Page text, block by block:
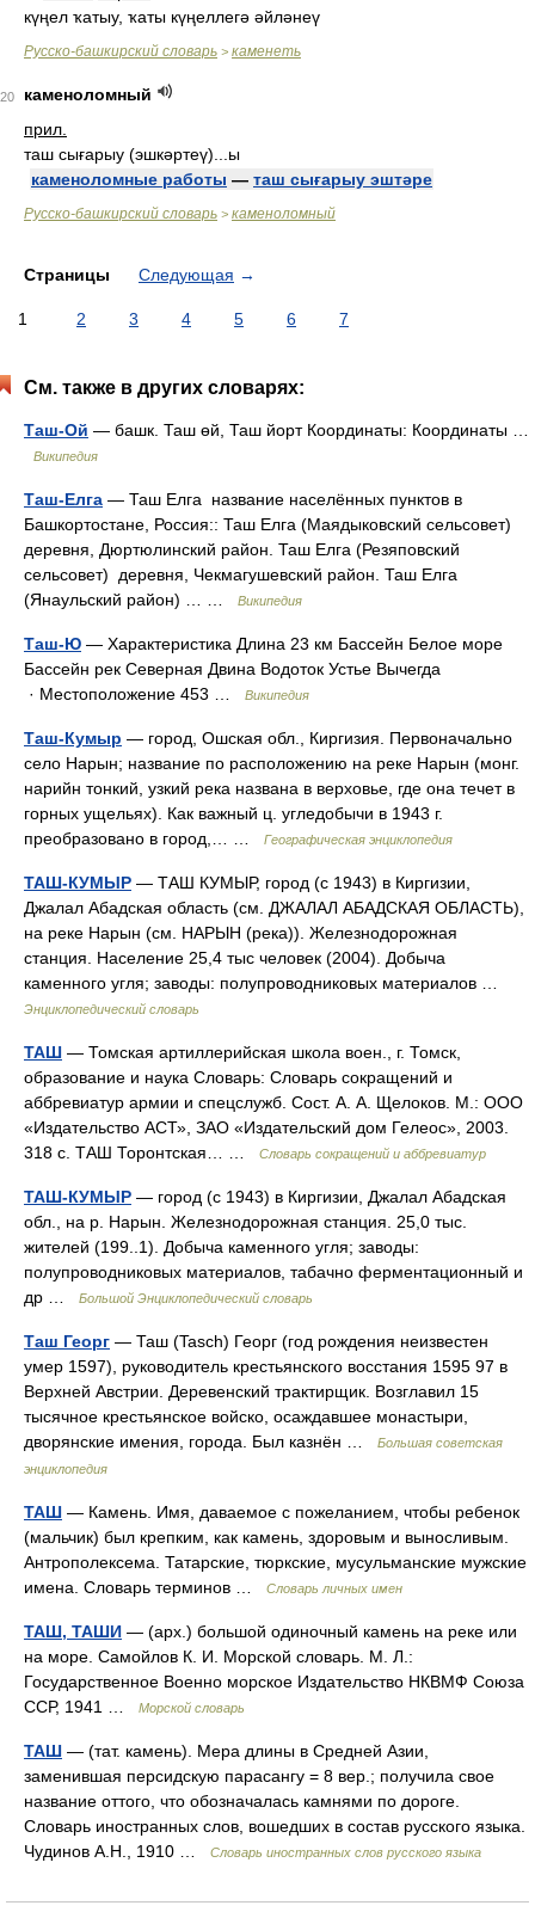
күңел ҡатыу, ҡаты күңеллегә әйләнеү
Русско-башкирский словарь > каменеть
20
каменоломный
прил.
таш сығарыу (эшкәртеү)...ы
каменоломные работы — таш сығарыу эштәре
Русско-башкирский словарь > каменоломный
Страницы Следующая →
1 2 3 4 5 6 7
См. также в других словарях:
Таш-Ой — башк. Таш өй, Таш йорт Координаты: Координаты …
Википедия
Таш-Елга — Таш Елга название населённых пунктов в
Башкортостане, Россия:: Таш Елга (Маядыковский сельсовет)
деревня, Дюртюлинский район. Таш Елга (Резяповский
сельсовет) деревня, Чекмагушевский район. Таш Елга
(Янаульский район) … …
Википедия
Таш-Ю — Характеристика Длина 23 км Бассейн Белое море
Бассейн рек Северная Двина Водоток Устье Вычегда
· Местоположение 453 …
Википедия
Таш-Кумыр — город, Ошская обл., Киргизия. Первоначально
село Нарын; название по расположению на реке Нарын (монг.
нарийн тонкий, узкий река названа в верховье, где она течет в
горных ущельях). Как важный ц. угледобычи в 1943 г.
преобразовано в город,… …
Географическая энциклопедия
ТАШ-КУМЫР — ТАШ КУМЫР, город (с 1943) в Киргизии,
Джалал Абадская область (см. ДЖАЛАЛ АБАДСКАЯ ОБЛАСТЬ),
на реке Нарын (см. НАРЫН (река)). Железнодорожная
станция. Население 25,4 тыс человек (2004). Добыча
каменного угля; заводы: полупроводниковых материалов …
Энциклопедический словарь
ТАШ — Томская артиллерийская школа воен., г. Томск,
образование и наука Словарь: Словарь сокращений и
аббревиатур армии и спецслужб. Сост. А. А. Щелоков. М.: ООО
«Издательство АСТ», ЗАО «Издательский дом Гелеос», 2003.
318 с. ТАШ Торонтская… …
Словарь сокращений и аббревиатур
ТАШ-КУМЫР — город (с 1943) в Киргизии, Джалал Абадская
обл., на р. Нарын. Железнодорожная станция. 25,0 тыс.
жителей (199..1). Добыча каменного угля; заводы:
полупроводниковых материалов, табачно ферментационный и
др …
Большой Энциклопедический словарь
Таш Георг — Таш (Tasch) Георг (год рождения неизвестен
умер 1597), руководитель крестьянского восстания 1595 97 в
Верхней Австрии. Деревенский трактирщик. Возглавил 15
тысячное крестьянское войско, осаждавшее монастыри,
дворянские имения, города. Был казнён …
Большая советская
энциклопедия
ТАШ — Камень. Имя, даваемое с пожеланием, чтобы ребенок
(мальчик) был крепким, как камень, здоровым и выносливым.
Антрополексема. Татарские, тюркские, мусульманские мужские
имена. Словарь терминов …
Словарь личных имен
ТАШ, ТАШИ — (арх.) большой одиночный камень на реке или
на море. Самойлов К. И. Морской словарь. М. Л.:
Государственное Военно морское Издательство НКВМФ Союза
ССР, 1941 …
Морской словарь
ТАШ — (тат. камень). Мера длины в Средней Азии,
заменившая персидскую парасангу = 8 вер.; получила свое
название оттого, что обозначалась камнями по дороге.
Словарь иностранных слов, вошедших в состав русского языка.
Чудинов А.Н., 1910 …
Словарь иностранных слов русского языка